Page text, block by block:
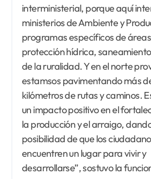
interministerial, porque aquí
ministerios de Ambiente y
programas específicos de
protección hídrica,
de la ruralidad. Y en el norte
estamsos pavimentando más
kilómetros de rutas y caminos.
un impacto positivo en el
la producción y el arraigo,
posibilidad de que los
encuentren un lugar para vivir y
desarrollarse”, sostuvo la